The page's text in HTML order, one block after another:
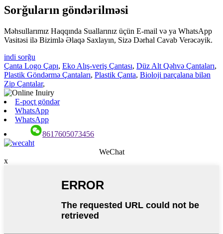
Sorğuların göndərilməsi
Məhsullarımız Haqqında Suallarınız üçün E-mail və ya WhatsApp
Vasitəsi ilə Bizimlə Əlaqə Saxlayın, Sizə Dərhal Cavab Verəcəyik.
indi sorğu
Çanta Logo Çapı, Eko Alış-veriş Çantası, Düz Alt Qəhvə Çantaları,
Plastik Göndərmə Çantaları, Plastik Çanta, Bioloji parçalana bilən
Zip Çantalar,
E-poçt göndər
WhatsApp
WhatsApp
8617605073456
WeChat
x